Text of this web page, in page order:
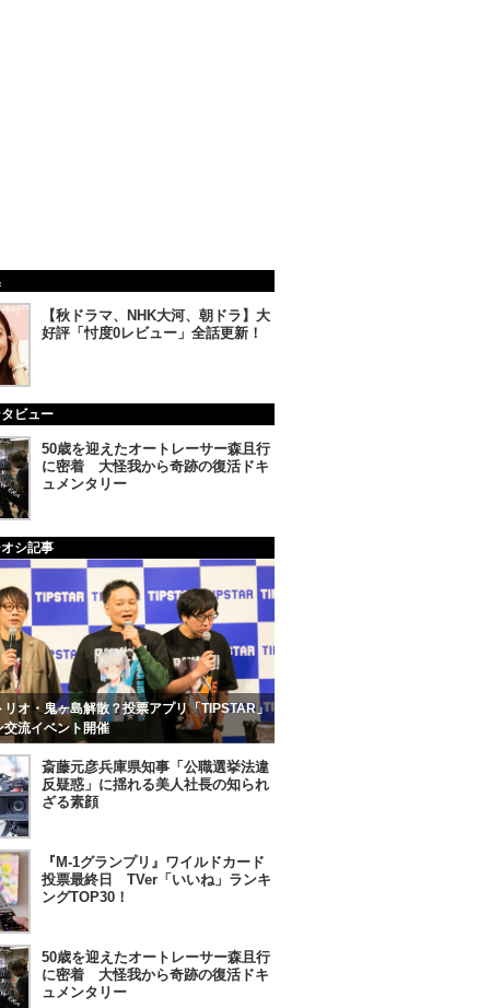
【秋ドラマ、NHK大河、朝ドラ】大
好評「忖度0レビュー」全話更新！
ビュー
50歳を迎えたオートレーサー森且行
に密着 大怪我から奇跡の復活ドキ
ュメンタリー
シ記事
リオ・鬼ヶ島解散？投票アプリ「TIPSTAR」
交流イベント開催
斎藤元彦兵庫県知事「公職選挙法違
反疑惑」に揺れる美人社長の知られ
ざる素顔
『M-1グランプリ』ワイルドカード
投票最終日 TVer「いいね」ランキ
ングTOP30！
50歳を迎えたオートレーサー森且行
に密着 大怪我から奇跡の復活ドキ
ュメンタリー